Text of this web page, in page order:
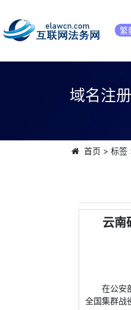
繁
域名注册
首页 > 标签
云南
在公安
全国集群战